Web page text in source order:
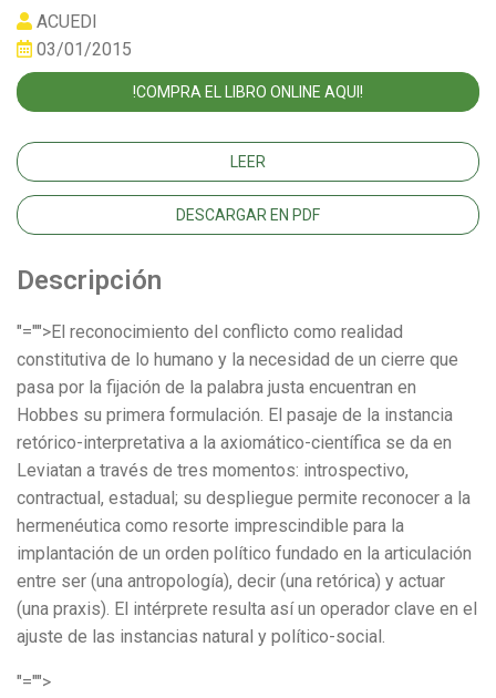
ACUEDI
03/01/2015
!COMPRA EL LIBRO ONLINE AQUI!
LEER
DESCARGAR EN PDF
Descripción
"="">El reconocimiento del conflicto como realidad
constitutiva de lo humano y la necesidad de un cierre que
pasa por la fijación de la palabra justa encuentran en
Hobbes su primera formulación. El pasaje de la instancia
retórico-interpretativa a la axiomático-científica se da en
Leviatan a través de tres momentos: introspectivo,
contractual, estadual; su despliegue permite reconocer a la
hermenéutica como resorte imprescindible para la
implantación de un orden político fundado en la articulación
entre ser (una antropología), decir (una retórica) y actuar
(una praxis). El intérprete resulta así un operador clave en el
ajuste de las instancias natural y político-social.
"="">